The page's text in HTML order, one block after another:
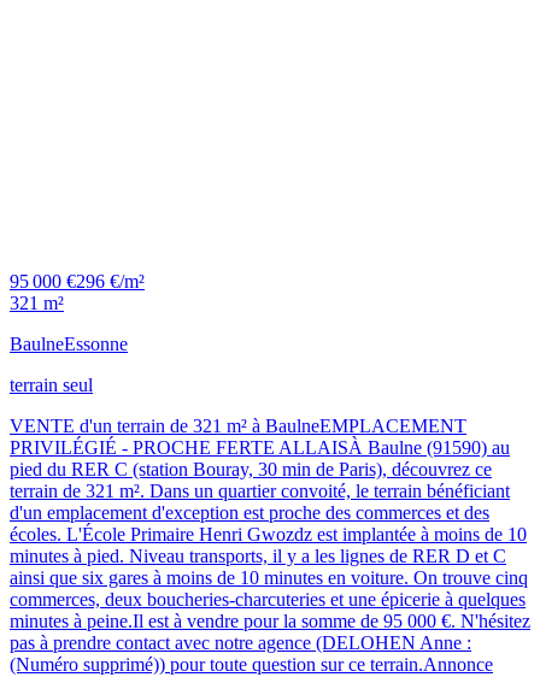
95 000 €296 €/m²
321 m²
BaulneEssonne
terrain seul
VENTE d'un terrain de 321 m² à BaulneEMPLACEMENT
PRIVILÉGIÉ - PROCHE FERTE ALLAISÀ Baulne (91590) au
pied du RER C (station Bouray, 30 min de Paris), découvrez ce
terrain de 321 m². Dans un quartier convoité, le terrain bénéficiant
d'un emplacement d'exception est proche des commerces et des
écoles. L'École Primaire Henri Gwozdz est implantée à moins de 10
minutes à pied. Niveau transports, il y a les lignes de RER D et C
ainsi que six gares à moins de 10 minutes en voiture. On trouve cinq
commerces, deux boucheries-charcuteries et une épicerie à quelques
minutes à peine.Il est à vendre pour la somme de 95 000 €. N'hésitez
pas à prendre contact avec notre agence (DELOHEN Anne :
(Numéro supprimé)) pour toute question sur ce terrain.Annonce